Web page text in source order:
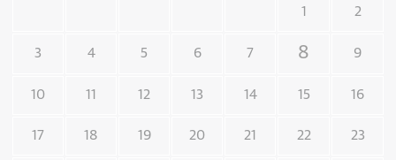
1 2
3 4 5 6 7 8 9
10 11 12 13 14 15 16
17 18 19 20 21 22 23